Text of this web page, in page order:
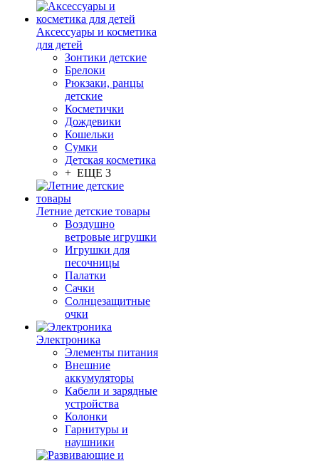
Аксессуары и косметика
для детей
Зонтики детские
Брелоки
Рюкзаки, ранцы
детские
Косметички
Дождевики
Кошельки
Сумки
Детская косметика
+ ЕЩЕ 3
Летние детские товары
Воздушно
ветровые игрушки
Игрушки для
песочницы
Палатки
Сачки
Солнцезащитные
очки
Электроника
Элементы питания
Внешние
аккумуляторы
Кабели и зарядные
устройства
Колонки
Гарнитуры и
наушники